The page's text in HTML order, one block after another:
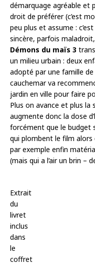
démarquage agréable et
droit de préférer (c’est
peu plus et assume :
sincère, parfois
Démons du maïs 3
un milieu urbain : deux
adopté par une famille
cauchemar va
jardin en ville pour faire
Plus on avance et plus la
augmente donc la dose
forcément que le budget
qui plombent le film alors
par exemple enfin
(mais qui a l’air un brin –
Extrait
du
livret
inclus
dans
le
coffret